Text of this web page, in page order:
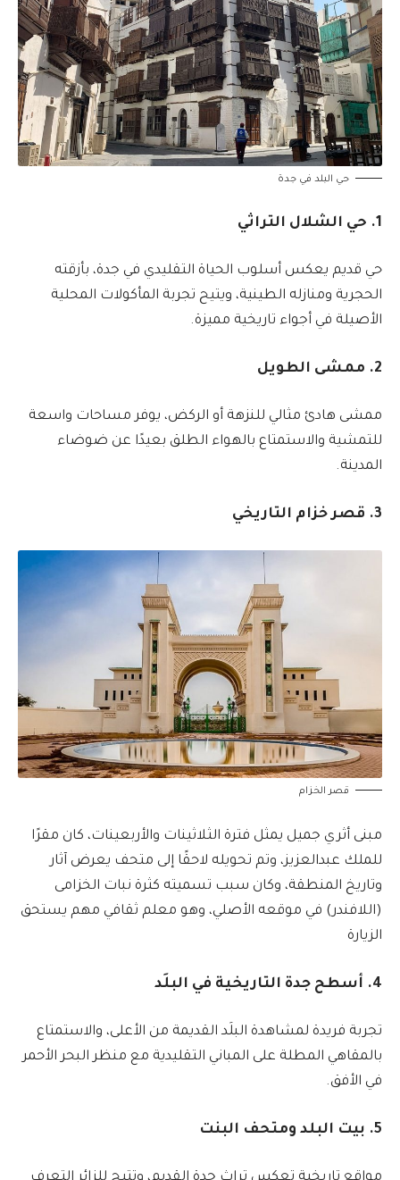
حي البلد في جدة
1. حي الشلال التراثي
حي قديم يعكس أسلوب الحياة التقليدي في جدة، بأزقته
الحجرية ومنازله الطينية، ويتيح تجربة المأكولات المحلية
الأصيلة في أجواء تاريخية مميزة.
2. ممشى الطويل
ممشى هادئ مثالي للنزهة أو الركض، يوفر مساحات واسعة
للتمشية والاستمتاع بالهواء الطلق بعيدًا عن ضوضاء
المدينة.
3. قصر خزام التاريخي
قصر الخزام
مبنى أثري جميل يمثل فترة الثلاثينات والأربعينات، كان مقرًا
للملك عبدالعزيز، وتم تحويله لاحقًا إلى متحف يعرض آثار
وتاريخ المنطقة، وكان سبب تسميته كثرة نبات الخزامى
(اللافندر) في موقعه الأصلي، وهو معلم ثقافي مهم يستحق
الزيارة
4. أسطح جدة التاريخية في البلَد
تجربة فريدة لمشاهدة البلَد القديمة من الأعلى، والاستمتاع
بالمقاهي المطلة على المباني التقليدية مع منظر البحر الأحمر
في الأفق.
5. بيت البلد ومتحف البنت